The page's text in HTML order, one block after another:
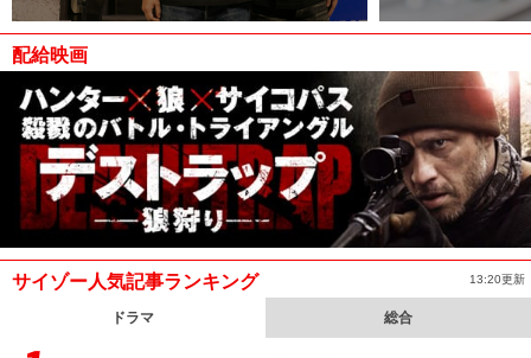
配給映画
サイゾー人気記事ランキング 13:20更新
ドラマ 総合